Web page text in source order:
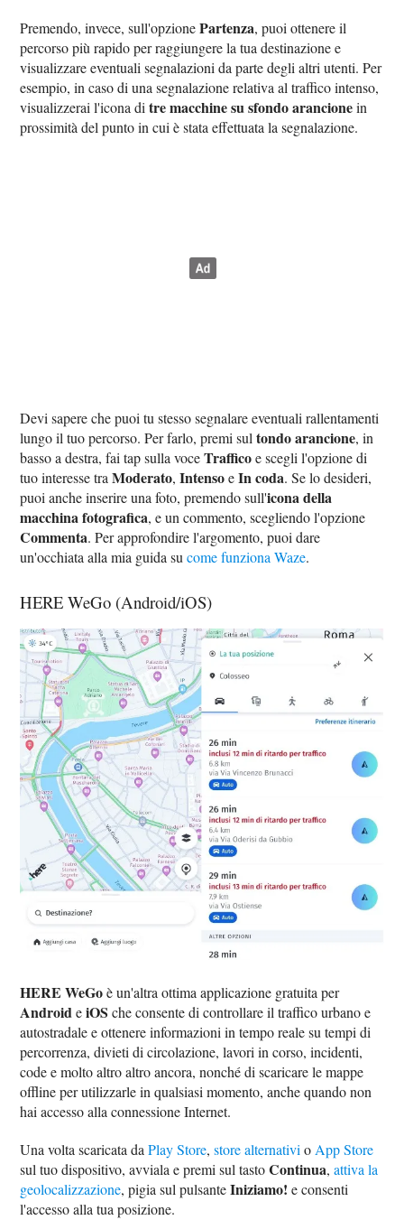
Premendo, invece, sull'opzionePartenza, puoi ottenere il
percorso più rapido per raggiungere la tua destinazione e
visualizzare eventuali segnalazioni da parte degli altri utenti. Per
esempio, in caso di una segnalazione relativa al traffico intenso,
visualizzerai l'icona ditre macchine su sfondo arancionein
prossimità del punto in cui è stata effettuata la segnalazione.
Devi sapere che puoi tu stesso segnalare eventuali rallentamenti
lungo il tuo percorso. Per farlo, premi sultondo arancione, in
basso a destra, fai tap sulla voceTrafficoe scegli l'opzione di
tuo interesse traModerato,IntensoeIn coda. Se lo desideri,
puoi anche inserire una foto, premendo sull'icona della
macchina fotografica, e un commento, scegliendo l'opzione
Commenta. Per approfondire l'argomento, puoi dare
un'occhiata alla mia guida sucome funziona Waze.
HERE WeGo (Android/iOS)
HERE WeGoè un'altra ottima applicazione gratuita per
AndroideiOS che consente di controllare il traffico urbano e
autostradale e ottenere informazioni in tempo reale su tempi di
percorrenza, divieti di circolazione, lavori in corso, incidenti,
code e molto altro altro ancora, nonché di scaricare le mappe
offline per utilizzarle in qualsiasi momento, anche quando non
hai accesso alla connessione Internet.
Una volta scaricata daPlay Store,store alternativioApp Store
sul tuo dispositivo, avviala e premi sul tastoContinua,attiva la
geolocalizzazione, pigia sul pulsanteIniziamo! e consenti
l'accesso alla tua posizione.